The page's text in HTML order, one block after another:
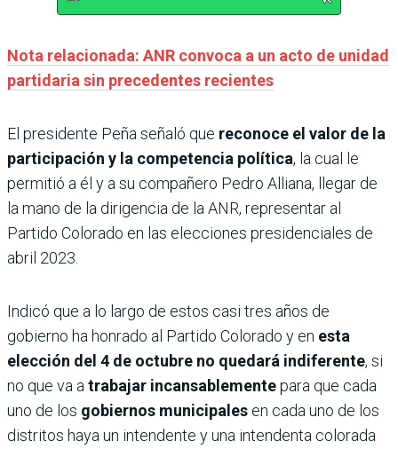
Nota relacionada: ANR convoca a un acto de unidad
partidaria sin precedentes recientes
El presidente Peña señaló que reconoce el valor de la
participación y la competencia política, la cual le
permitió a él y a su compañero Pedro Alliana, llegar de
la mano de la dirigencia de la ANR, representar al
Partido Colorado en las elecciones presidenciales de
abril 2023.
Indicó que a lo largo de estos casi tres años de
gobierno ha honrado al Partido Colorado y en esta
elección del 4 de octubre no quedará indiferente, si
no que va a trabajar incansablementepara que cada
uno de los gobiernos municipales en cada uno de los
distritos haya un intendente y una intendenta colorada